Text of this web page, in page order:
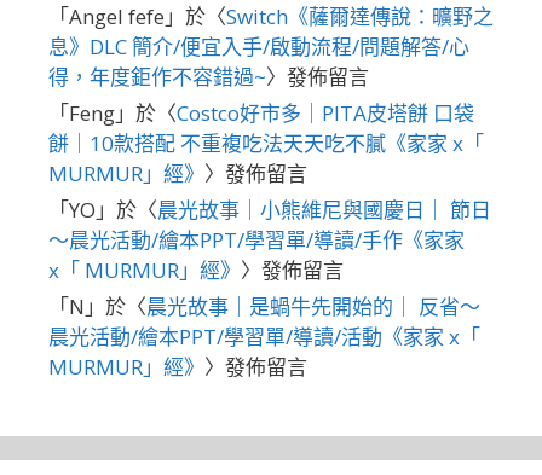
「Angel fefe 」於〈Switch《薩爾達傳說：曠野之
息》DLC 簡介/便宜入手/啟動流程/問題解答/心
得，年度鉅作不容錯過~〉發佈留言
「Feng」於〈Costco好市多｜PITA皮塔餅 口袋
餅｜10款搭配 不重複吃法天天吃不膩《家家 x「
MURMUR」經》 〉發佈留言
「YO 」於〈晨光故事｜小熊維尼與國慶日｜ 節日
～晨光活動/繪本PPT/學習單/導讀/手作《家家
x「 MURMUR」經》 〉發佈留言
「N 」於〈晨光故事｜是蝸牛先開始的｜ 反省～
晨光活動/繪本PPT/學習單/導讀/活動《家家 x「
MURMUR」經》 〉發佈留言